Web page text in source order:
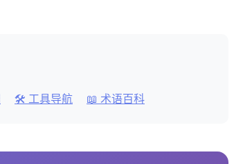
🛠️ 工具导航 📖 术语百科